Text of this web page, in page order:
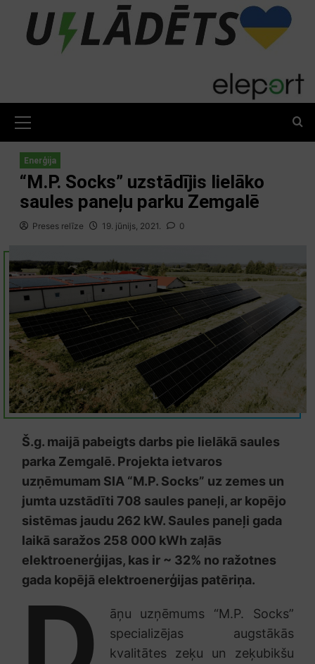
content
Menu
Enerģija
“M.P. Socks” uzstādījis lielāko
saules paneļu parku Zemgalē
Preses relīze 19. jūnijs, 2021. 0
Š.g. maijā pabeigts darbs pie lielākā saules
parka Zemgalē. Projekta ietvaros
uzņēmumam SIA “M.P. Socks” uz zemes un
jumta uzstādīti 708 saules paneļi, ar kopējo
sistēmas jaudu 262 kW. Saules paneļi gada
laikā saražos 258 000 kWh zaļās
elektroenerģijas, kas ir ~ 32% no ražotnes
gada kopējā elektroenerģijas patēriņa.
āņu uzņēmums “M.P. Socks”
specializējas augstākās
kvalitātes zeķu un zeķubikšu